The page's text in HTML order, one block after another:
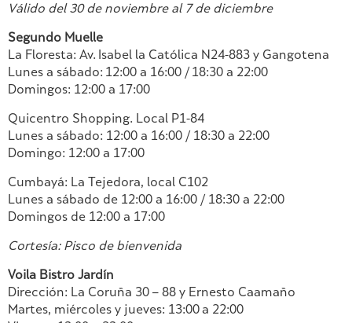
Válido del 30 de noviembre al 7 de diciembre
Segundo Muelle
La Floresta: Av. Isabel la Católica N24-883 y Gangotena
Lunes a sábado: 12:00 a 16:00 / 18:30 a 22:00
Domingos: 12:00 a 17:00
Quicentro Shopping. Local P1-84
Lunes a sábado: 12:00 a 16:00 / 18:30 a 22:00
Domingo: 12:00 a 17:00
Cumbayá: La Tejedora, local C102
Lunes a sábado de 12:00 a 16:00 / 18:30 a 22:00
Domingos de 12:00 a 17:00
Cortesía: Pisco de bienvenida
Voila Bistro Jardín
Dirección: La Coruña 30 – 88 y Ernesto Caamaño
Martes, miércoles y jueves: 13:00 a 22:00